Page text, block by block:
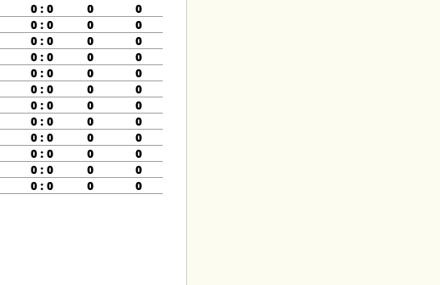
0 : 0 0
0
0 : 0 0
0
0 : 0 0
0
0 : 0 0
0
0 : 0 0
0
0 : 0 0
0
0 : 0 0
0
0 : 0 0
0
0 : 0 0
0
0 : 0 0
0
0 : 0 0
0
0 : 0 0 0